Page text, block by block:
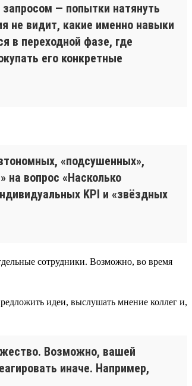
— попытки натянуть
не видит, какие именно навыки
в переходной фазе, где
его конкретные
«подсушенных»,
вопрос «Насколько
KPI и «звёздных
сотрудники. Возможно, во время
идеи, выслушать мнение коллег и,
Возможно, вашей
иначе. Например,